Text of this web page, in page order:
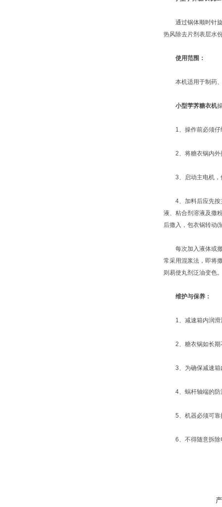
通过锅体顺时针旋
热风除去片剂表层水
使用范围：
本机适用于制药、
小型茡荠糖衣机
1、操作前必须仔
2、将糖衣锅内外
3、启动主电机，
4、加料后应先按主
液、粘合剂溶液及撒
后撒入，包衣锅转动(
每次加入液体或撤
常采用混浆法，即将
则易使丸剂泛油变色
维护与保养：
1、减速箱内润滑
2、糖衣锅如长期不
3、为确保减速箱
4、蜗杆轴端的防
5、机器必须可靠
6、不得随意拆除